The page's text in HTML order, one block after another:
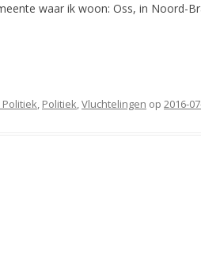
waar ik woon: Oss, in Noord-
Politiek, Politiek,Vluchtelingen op 2016-